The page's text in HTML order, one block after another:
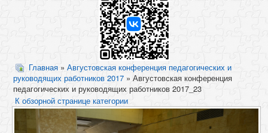
Главная » Августовская конференция педагогических и
руководящих работников 2017 » Августовская конференция
педагогических и руководящих работников 2017_23
К обзорной странице категории